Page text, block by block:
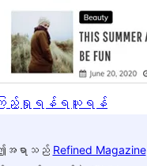
ြည့်ရှုရန် ရယူရန်
အရာသည် Refined Magazine